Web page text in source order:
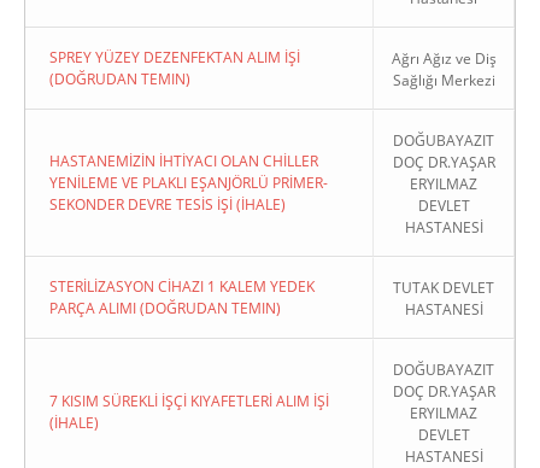
SPREY YÜZEY DEZENFEKTAN ALIM İŞİ
(DOĞRUDAN TEMIN)
Ağrı Ağız ve Diş
Sağlığı Merkezi
HASTANEMİZİN İHTİYACI OLAN CHİLLER
YENİLEME VE PLAKLI EŞANJÖRLÜ PRİMER-
SEKONDER DEVRE TESİS İŞİ (İHALE)
DOĞUBAYAZIT
DOÇ DR.YAŞAR
ERYILMAZ
DEVLET
HASTANESİ
STERİLİZASYON CİHAZI 1 KALEM YEDEK
PARÇA ALIMI (DOĞRUDAN TEMIN)
TUTAK DEVLET
HASTANESİ
7 KISIM SÜREKLİ İŞÇİ KIYAFETLERİ ALIM İŞİ
(İHALE)
DOĞUBAYAZIT
DOÇ DR.YAŞAR
ERYILMAZ
DEVLET
HASTANESİ